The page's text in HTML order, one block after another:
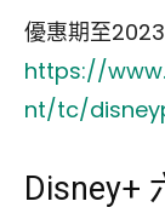
優惠期至
https://
nt/tc/
Disney+